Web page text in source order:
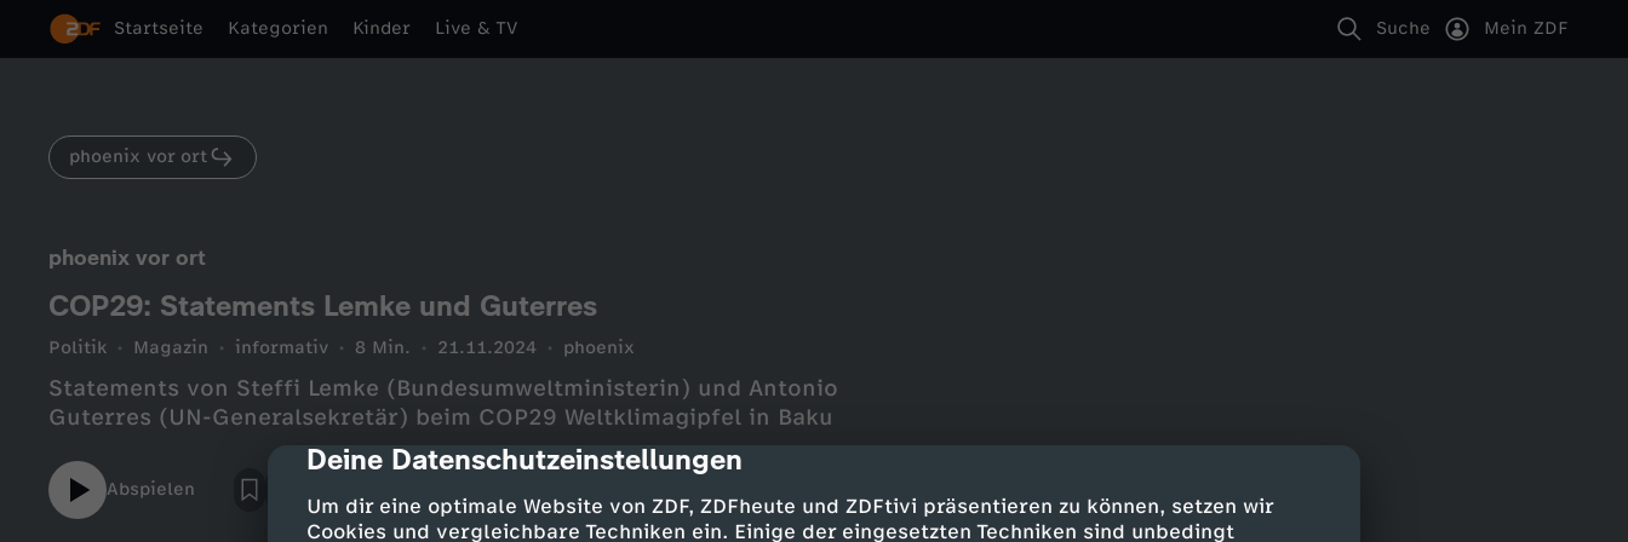
cmp-dialog-description
Deine Datenschutzeinstellungen
Um dir eine optimale Website von ZDF, ZDFheute und ZDFtivi präsentieren zu können, setzen wir
Cookies und vergleichbare Techniken ein. Einige der eingesetzten Techniken sind unbedingt
Startseite Kategorien Kinder Live & TV Suche Mein ZDF
phoenix vor ort
phoenix vor ort
COP29: Statements Lemke und Guterres
Politik Magazin informativ 8 Min. 21.11.2024 phoenix
Statements von Steffi Lemke (Bundesumweltministerin) und Antonio
Guterres (UN-Generalsekretär) beim COP29 Weltklimagipfel in Baku
Abspielen